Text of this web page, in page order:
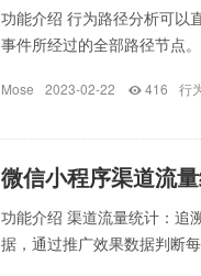
功能介绍 行为路径分析可以
事件所经过的全部路径节点
Mose 2023-02-22 416 行
微信小程序渠道流
功能介绍 渠道流量统计：追
据，通过推广效果数据判断